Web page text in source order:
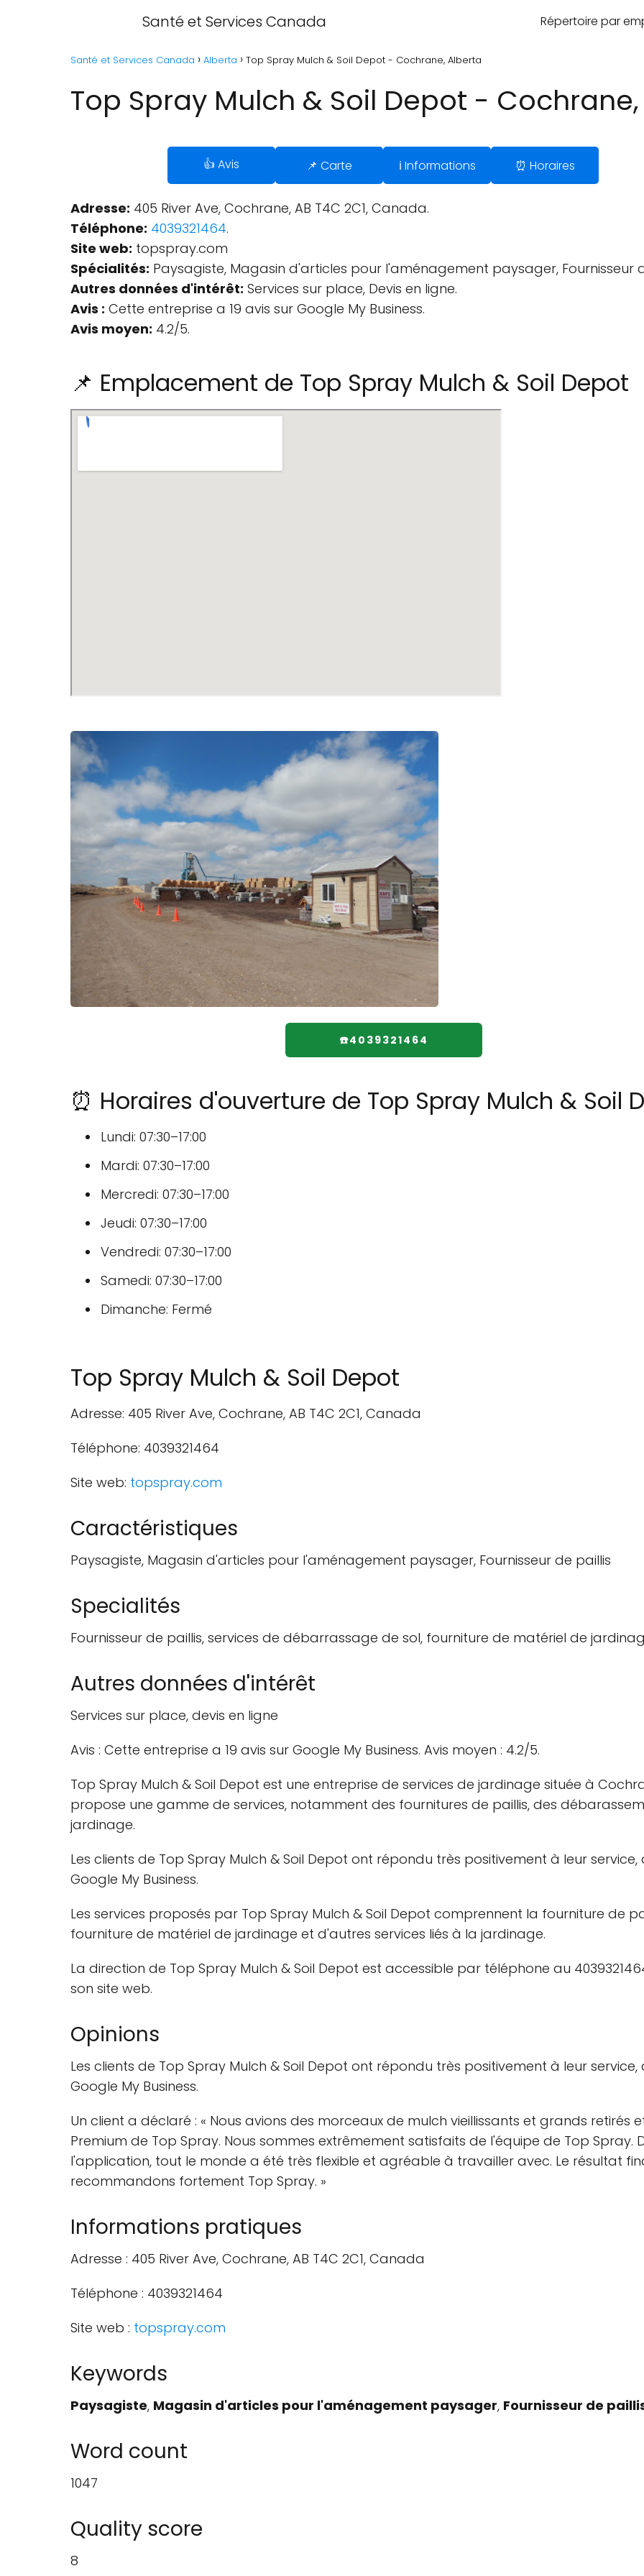
Santé et Services Canada Répertoire par
Santé et Services Canada Alberta Top Spray Mulch & Soil Depot - Cochrane, Alberta
Top Spray Mulch & Soil Depot -
👍 Avis 📌 Carte ℹ️ Informations ⏰ Horaires
Adresse: 405 River Ave, Cochrane, AB T4C 2C1, Canada.
Téléphone: 4039321464.
Site web: topspray.com
Spécialités: Paysagiste, Magasin d'articles pour l'aménagement paysager, Fournisseur
Autres données d'intérêt: Services sur place, Devis en ligne.
Avis : Cette entreprise a 19 avis sur Google My Business.
Avis moyen: 4.2/5.
📌 Emplacement de Top Spray Mulch & Soil Depot
☎️4039321464
⏰ Horaires d'ouverture de Top Spray Mulch & Soil
Lundi: 07:30–17:00
Mardi: 07:30–17:00
Mercredi: 07:30–17:00
Jeudi: 07:30–17:00
Vendredi: 07:30–17:00
Samedi: 07:30–17:00
Dimanche: Fermé
Top Spray Mulch & Soil Depot
Adresse: 405 River Ave, Cochrane, AB T4C 2C1, Canada
Téléphone: 4039321464
Site web: topspray.com
Caractéristiques
Paysagiste, Magasin d'articles pour l'aménagement paysager, Fournisseur de paillis
Specialités
Fournisseur de paillis, services de débarrassage de sol, fourniture de matériel de
Autres données d'intérêt
Services sur place, devis en ligne
Avis : Cette entreprise a 19 avis sur Google My Business. Avis moyen : 4.2/5.
Top Spray Mulch & Soil Depot est une entreprise de services de jardinage située à
propose une gamme de services, notamment des fournitures de paillis, des
jardinage.
Les clients de Top Spray Mulch & Soil Depot ont répondu très positivement à leur
Google My Business.
Les services proposés par Top Spray Mulch & Soil Depot comprennent la fourniture de
fourniture de matériel de jardinage et d'autres services liés à la jardinage.
La direction de Top Spray Mulch & Soil Depot est accessible par téléphone au
son site web.
Opinions
Les clients de Top Spray Mulch & Soil Depot ont répondu très positivement à leur
Google My Business.
Un client a déclaré : « Nous avions des morceaux de mulch vieillissants et grands retirés
Premium de Top Spray. Nous sommes extrêmement satisfaits de l'équipe de Top Spray.
l'application, tout le monde a été très flexible et agréable à travailler avec. Le résultat
recommandons fortement Top Spray. »
Informations pratiques
Adresse : 405 River Ave, Cochrane, AB T4C 2C1, Canada
Téléphone : 4039321464
Site web : topspray.com
Keywords
Paysagiste, Magasin d'articles pour l'aménagement paysager, Fournisseur de
Word count
1047
Quality score
8